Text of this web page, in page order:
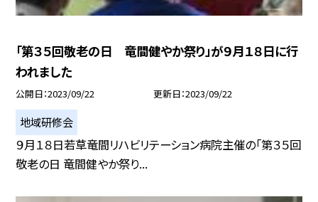
「第３５回敬老の日 竜間健やか祭り」が９月１８日に行
われました
公開日 2023/09/22 更新日 2023/09/22
地域研修会
９月１８日若草竜間リハビリテーション病院主催の「第３５回
敬老の日 竜間健やか祭り...